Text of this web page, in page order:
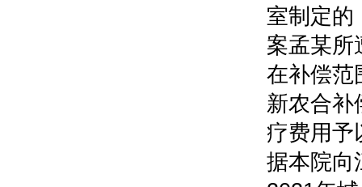
室制定的
案孟某所
在补偿范
新农合补
疗费用予
据本院向